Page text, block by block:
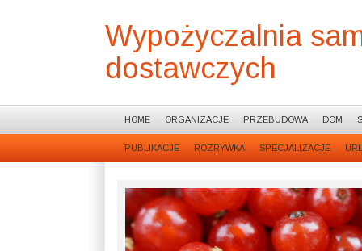
Wypożyczalnia
dostawczych
HOME ORGANIZACJE PRZEBUDOWA DOM
PUBLIKACJE ROZRYWKA SPECJALIZACJE